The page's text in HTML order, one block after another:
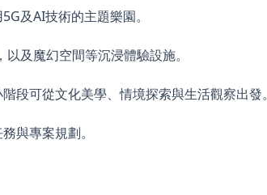
及AI技術的主題樂園。
及魔幻空間等沉浸體驗設施。
段可從文化美學、情境探索與生活觀察出發。
與專案規劃。